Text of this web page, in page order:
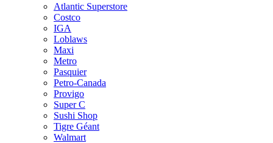
Atlantic Superstore
Costco
IGA
Loblaws
Maxi
Metro
Pasquier
Petro-Canada
Provigo
Super C
Sushi Shop
Tigre Géant
Walmart